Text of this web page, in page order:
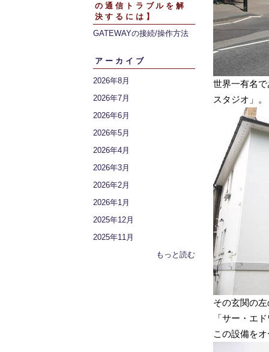
の通信トラブルを解
決するには】
GATEWAYの接続/操作方法
アーカイブ
2026年8月
2026年7月
2026年6月
2026年5月
2026年4月
2026年3月
2026年2月
2026年1月
2025年12月
2025年11月
もっと読む
世界一有名
スタジオ」。
その玄関の
「サー・エ
この設備を